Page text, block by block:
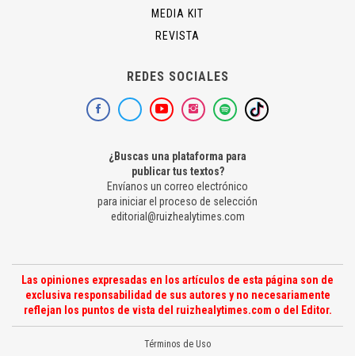
MEDIA KIT
REVISTA
REDES SOCIALES
¿Buscas una plataforma para
publicar tus textos?
Envíanos un correo electrónico
para iniciar el proceso de selección
editorial@ruizhealytimes.com
Las opiniones expresadas en los artículos de esta página son de
exclusiva responsabilidad de sus autores y no necesariamente
reflejan los puntos de vista del ruizhealytimes.com o del Editor.
Términos de Uso